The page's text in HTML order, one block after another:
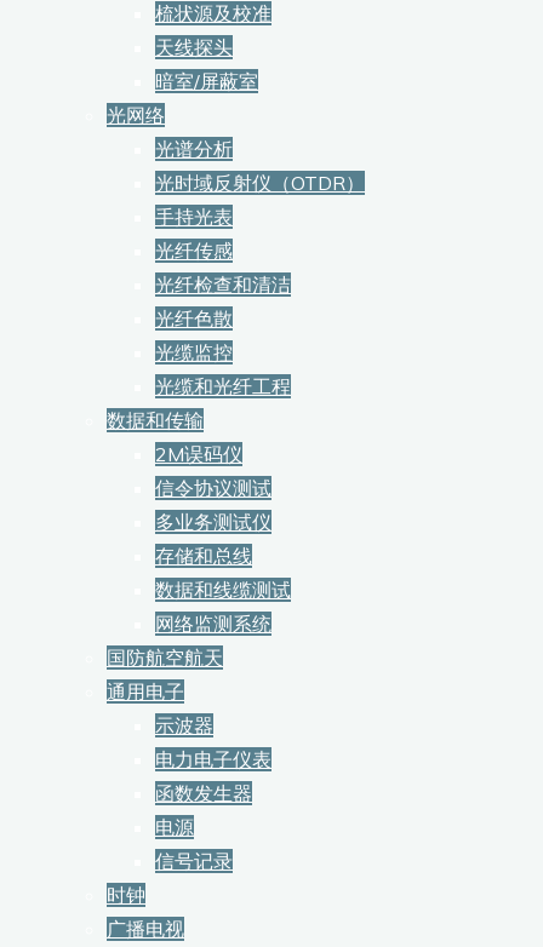
梳状源及校准
天线探头
暗室/屏蔽室
光网络
光谱分析
光时域反射仪（OTDR）
手持光表
光纤传感
光纤检查和清洁
光纤色散
光缆监控
光缆和光纤工程
数据和传输
2M误码仪
信令协议测试
多业务测试仪
存储和总线
数据和线缆测试
网络监测系统
国防航空航天
通用电子
示波器
电力电子仪表
函数发生器
电源
信号记录
时钟
广播电视